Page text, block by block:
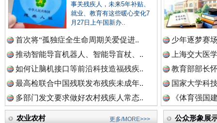
一枚“钉子”竟然扎入要害部门
事关残疾人，未来5年补贴、
就业、教育有这些暖心变化7
月27日上午国新办..
首次将“孤独症全生命周期关爱促进..
推动智能导盲机器人、智能导盲杖、..
如何让脑机接口等前沿科技造福残疾..
最高检联合中国残联发布残疾未成年..
多部门发文要求做好农村残疾人常态..
少年逐梦赛
上海交大医
教育部部长
国家大学科
《体育强国
农业农村 更多/MORE>>> 公众形象展